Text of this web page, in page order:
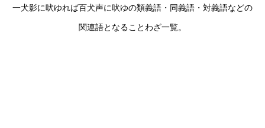
一犬影に吠ゆれば百犬声に吠ゆの類義語・同義語・対義語などの
関連語となることわざ一覧。